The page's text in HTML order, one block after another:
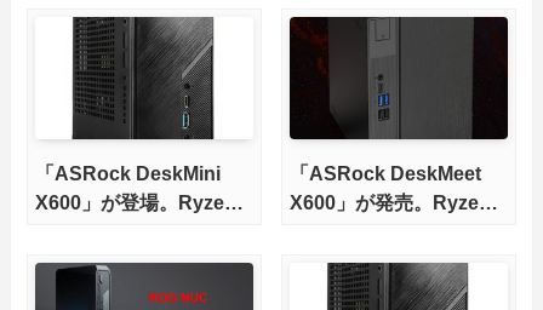
「ASRock DeskMini
X600」が登場。Ryzen
対応
「ASRock DeskMeet
X600」が発売。Ryzen
対応